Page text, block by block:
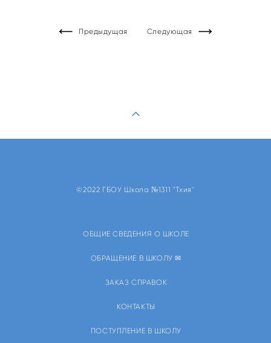
Предыдущая Следующая
©2022 ГБОУ Школа №1311 "Тхия"
ОБЩИЕ СВЕДЕНИЯ О ШКОЛЕ
ОБРАЩЕНИЕ В ШКОЛУ ✉
ЗАКАЗ СПРАВОК
КОНТАКТЫ
ПОСТУПЛЕНИЕ В ШКОЛУ